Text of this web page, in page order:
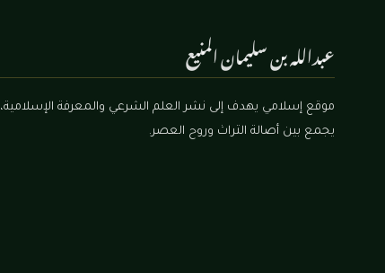
عبدالله بن سليمان المنيع
موقع إسلامي يهدف إلى نشر العلم الشرعي والمعرفة الإسلامية،
يجمع بين أصالة التراث وروح العصر.